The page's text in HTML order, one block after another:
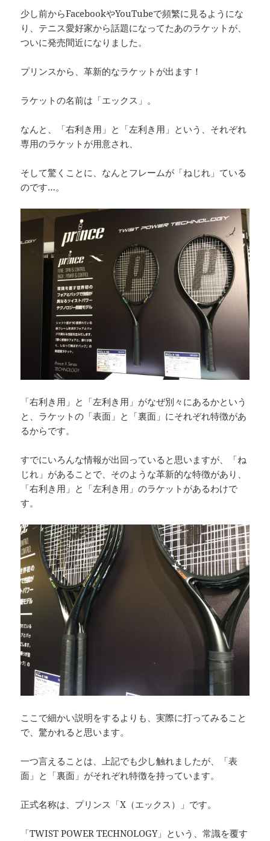
少し前からFacebookやYouTubeで頻繁に見るようにな
り、テニス愛好家から話題になってたあのラケットが、
ついに発売間近になりました。
プリンスから、革新的なラケットが出ます！
ラケットの名前は「エックス」。
なんと、「右利き用」と「左利き用」という、それぞれ
専用のラケットが用意され、
そして驚くことに、なんとフレームが「ねじれ」ている
のです…。
「右利き用」と「左利き用」がなぜ別々にあるかという
と、ラケットの「表面」と「裏面」にそれぞれ特徴があ
るからです。
すでにいろんな情報が出回っていると思いますが、「ね
じれ」があることで、そのような革新的な特徴があり、
「右利き用」と「左利き用」のラケットがあるわけで
す。
ここで細かい説明をするよりも、実際に打ってみること
で、驚かれると思います。
一つ言えることは、上記でも少し触れましたが、「表
面」と「裏面」がそれぞれ特徴を持っています。
正式名称は、プリンス「X（エックス）」です。
「TWIST POWER TECHNOLOGY」という、常識を覆す